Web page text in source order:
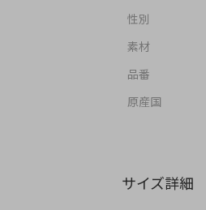
性別
素材
品番
原産国
サイズ詳細